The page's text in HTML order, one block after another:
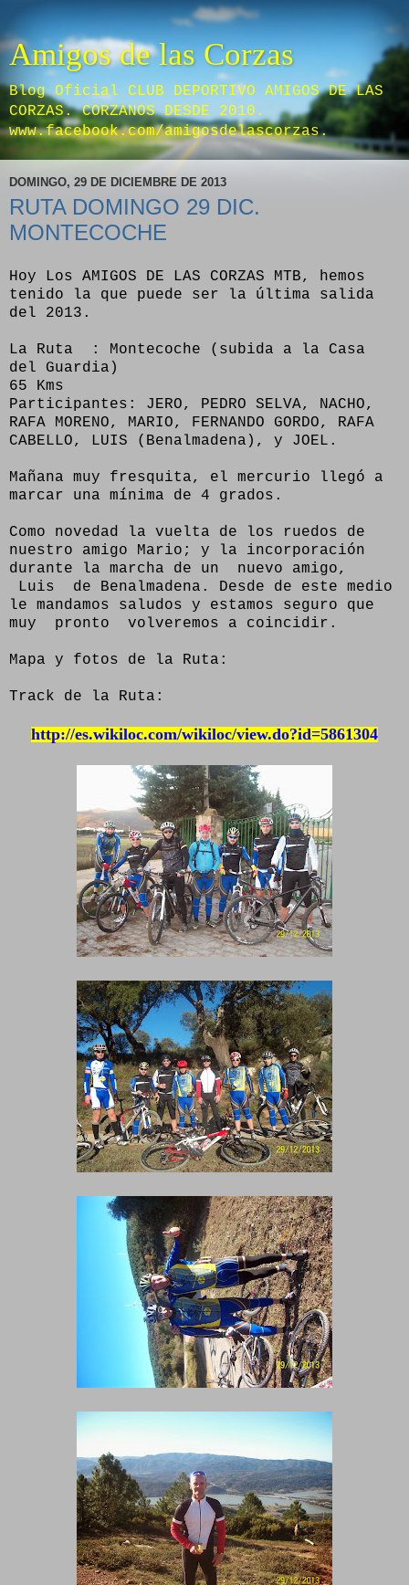
Amigos de las Corzas
Blog Oficial CLUB DEPORTIVO AMIGOS DE LAS
CORZAS. CORZANOS DESDE 2010.
www.facebook.com/amigosdelascorzas.
DOMINGO, 29 DE DICIEMBRE DE 2013
RUTA DOMINGO 29 DIC.
MONTECOCHE
Hoy Los AMIGOS DE LAS CORZAS MTB, hemos
tenido la que puede ser la última salida
del 2013.
La Ruta : Montecoche (subida a la Casa
del Guardia)
65 Kms
Participantes: JERO, PEDRO SELVA, NACHO,
RAFA MORENO, MARIO, FERNANDO GORDO, RAFA
CABELLO, LUIS (Benalmadena), y JOEL.
Mañana muy fresquita, el mercurio llegó a
marcar una mínima de 4 grados.
Como novedad la vuelta de los ruedos de
nuestro amigo Mario; y la incorporación
durante la marcha de un nuevo amigo,
Luis de Benalmadena. Desde de este medio
le mandamos saludos y estamos seguro que
muy pronto volveremos a coincidir.
Mapa y fotos de la Ruta:
Track de la Ruta:
http://es.wikiloc.com/wikiloc/view.do?id=5861304